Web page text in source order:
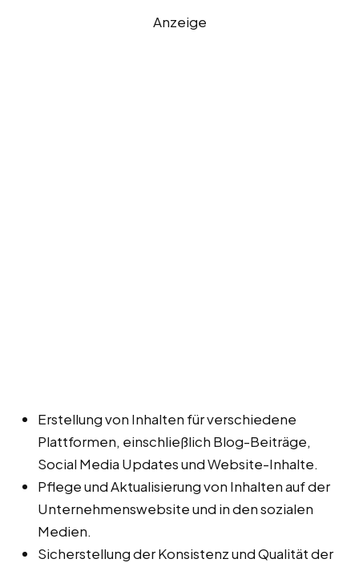
Anzeige
Erstellung von Inhalten für verschiedene
Plattformen, einschließlich Blog-Beiträge,
Social Media Updates und Website-Inhalte.
Pflege und Aktualisierung von Inhalten auf der
Unternehmenswebsite und in den sozialen
Medien.
Sicherstellung der Konsistenz und Qualität der